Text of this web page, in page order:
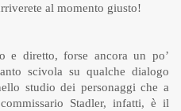
al momento giusto!
e diretto, forse ancora un po’
scivola su qualche dialogo
studio dei personaggi che a
Stadler, infatti, è il